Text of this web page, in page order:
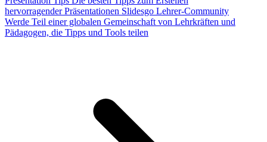
hervorragender Präsentationen Slidesgo Lehrer-Community
Werde Teil einer globalen Gemeinschaft von Lehrkräften und
Pädagogen, die Tipps und Tools teilen